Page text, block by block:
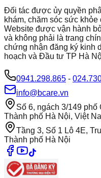
Đối tác được ủy quyền
khám, chăm sóc sức
Website được vận hành
và không phải là trang
chứng nhận đăng ký kinh
hoạch và Đầu tư TP Hà
0941.298.865 -
info@bcare.vn
Số 6, ngách 3/149
Thành phố Hà Nội, Việt
Tầng 3, Số 1 Lô 4E,
Thành phố Hà Nội